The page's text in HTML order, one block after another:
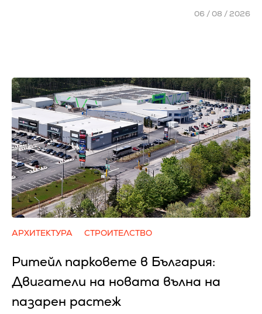
06 / 08 / 2026
АРХИТЕКТУРА СТРОИТЕЛСТВО
Ритейл парковете в България:
Двигатели на новата вълна на
пазарен растеж